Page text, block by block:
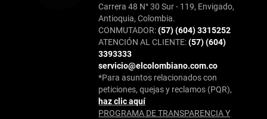
Carrera 48 N° 30 Sur - 119, Envigado,
Antioquia, Colombia.
CONMUTADOR:(57) (604) 3315252
ATENCIÓN AL CLIENTE:(57) (604)
3393333
servicio@elcolombiano.com.co
*Para asuntos relacionados con
peticiones, quejas y reclamos (PQR),
haz clic aquí
PROGRAMA DE TRANSPARENCIA Y